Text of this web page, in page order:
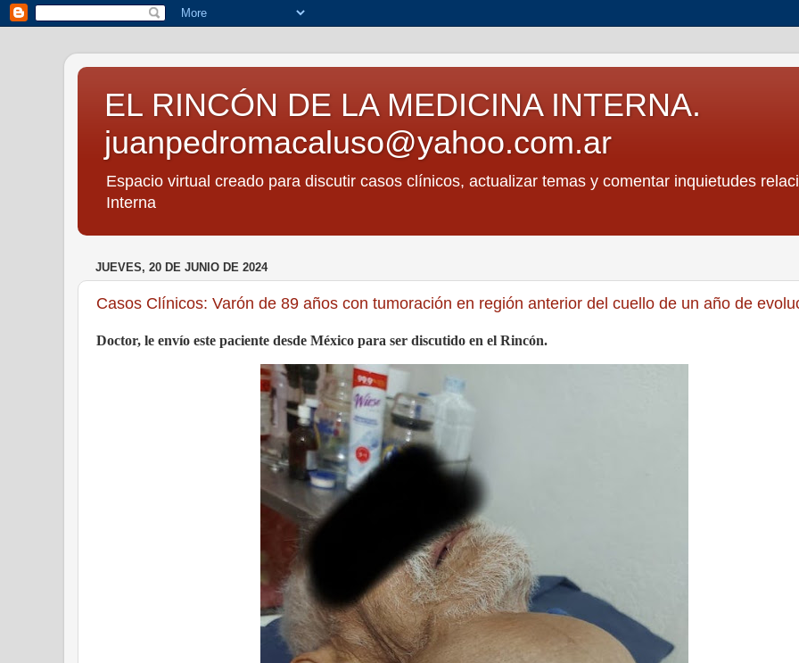
EL RINCÓN DE LA MEDICINA INTERNA.
juanpedromacaluso@yahoo.com.ar
Espacio virtual creado para discutir casos clínicos, actualizar temas y comentar inquietudes
Interna
JUEVES, 20 DE JUNIO DE 2024
Casos Clínicos: Varón de 89 años con tumoración en región anterior del cuello de un año de
Doctor, le envío este paciente desde México para ser discutido en el Rincón.